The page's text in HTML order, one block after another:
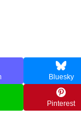
Bluesky
Pinterest